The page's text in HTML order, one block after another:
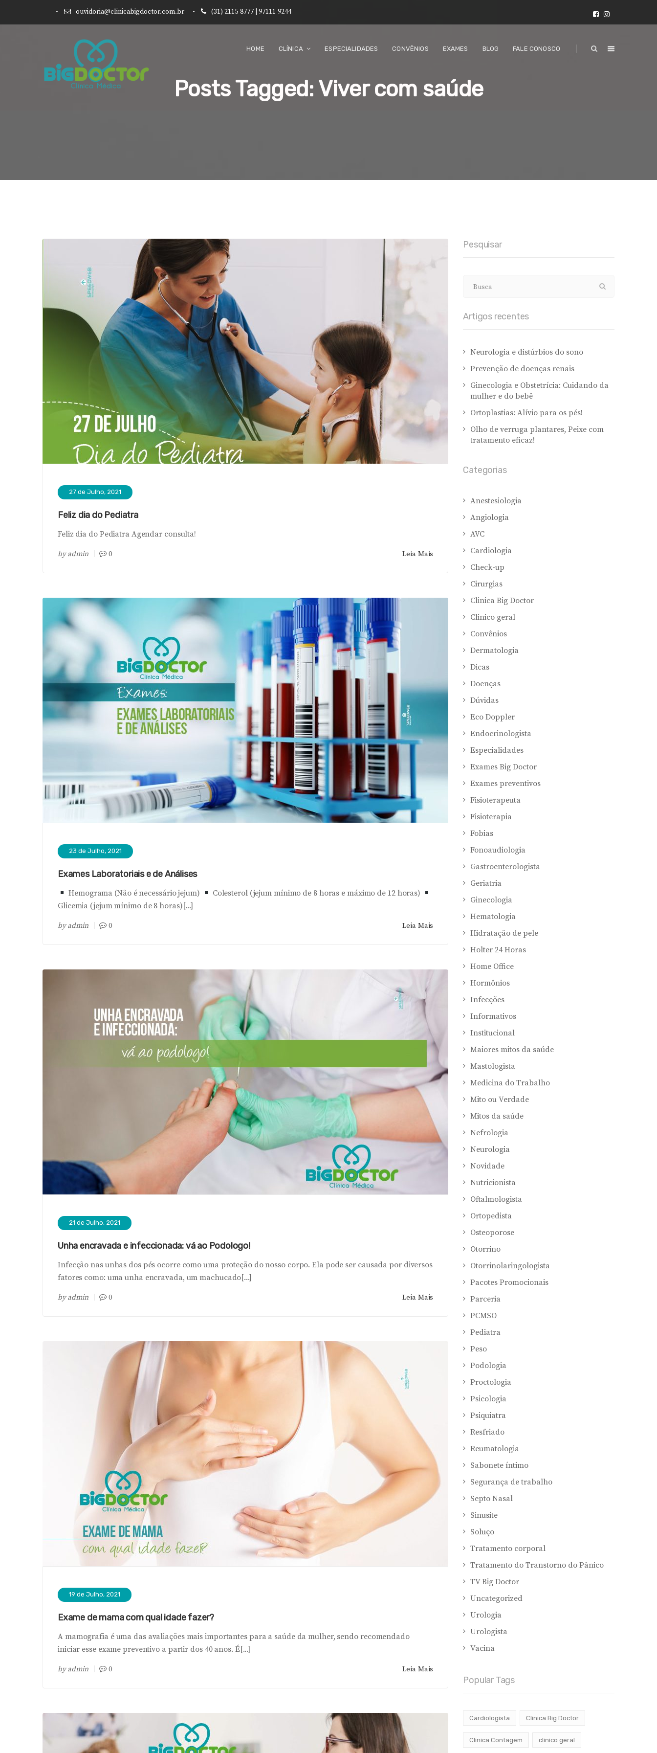
ouvidoria@clinicabigdoctor.com.br (31) 2115-8777 | 97111-9244
HOME CLÍNICA ESPECIALIDADES CONVÊNIOS EXAMES BLOG FALE CONOSCO
Posts Tagged: Viver com saúde
27 de Julho, 2021
Feliz dia do Pediatra
Feliz dia do Pediatra Agendar consulta!
byadmin 0 Leia Mais
23 de Julho, 2021
Exames Laboratoriais e de Análises
Hemograma (Não é necessário jejum)
Colesterol (jejum mínimo de 8 horas e máximo de 12 horas)
Glicemia (jejum mínimo de 8 horas)[...]
byadmin 0 Leia Mais
21 de Julho, 2021
Unha encravada e infeccionada: vá ao Podologo!
Infecção nas unhas dos pés ocorre como uma proteção do nosso corpo. Ela pode ser causada por diversos
fatores como: uma unha encravada, um machucado[...]
byadmin 0 Leia Mais
19 de Julho, 2021
Exame de mama com qual idade fazer?
A mamografia é uma das avaliações mais importantes para a saúde da mulher, sendo recomendado
iniciar esse exame preventivo a partir dos 40 anos. É[...]
byadmin 0 Leia Mais
Pesquisar
Artigos recentes
Neurologia e distúrbios do sono
Prevenção de doenças renais
Ginecologia e Obstetrícia: Cuidando da
mulher e do bebê
Ortoplastias: Alívio para os pés!
Olho de verruga plantares, Peixe com
tratamento eficaz!
Categorias
Anestesiologia
Angiologia
AVC
Cardiologia
Check-up
Cirurgias
Clinica Big Doctor
Clinico geral
Convênios
Dermatologia
Dicas
Doenças
Dúvidas
Eco Doppler
Endocrinologista
Especialidades
Exames Big Doctor
Exames preventivos
Fisioterapeuta
Fisioterapia
Fobias
Fonoaudiologia
Gastroenterologista
Geriatria
Ginecologia
Hematologia
Hidratação de pele
Holter 24 Horas
Home Office
Hormônios
Infecções
Informativos
Institucional
Maiores mitos da saúde
Mastologista
Medicina do Trabalho
Mito ou Verdade
Mitos da saúde
Nefrologia
Neurologia
Novidade
Nutricionista
Oftalmologista
Ortopedista
Osteoporose
Otorrino
Otorrinolaringologista
Pacotes Promocionais
Parceria
PCMSO
Pediatra
Peso
Podologia
Proctologia
Psicologia
Psiquiatra
Resfriado
Reumatologia
Sabonete íntimo
Segurança de trabalho
Septo Nasal
Sinusite
Soluço
Tratamento corporal
Tratamento do Transtorno do Pânico
TV Big Doctor
Uncategorized
Urologia
Urologista
Vacina
Popular Tags
Cardiologista Clinica Big Doctor
Clinica Contagem clinico geral